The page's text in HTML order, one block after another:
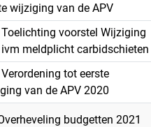
wijziging van de APV
Toelichting voorstel Wijziging
ivm meldplicht carbidschieten
Verordening tot eerste
van de APV 2020
budgetten 2021